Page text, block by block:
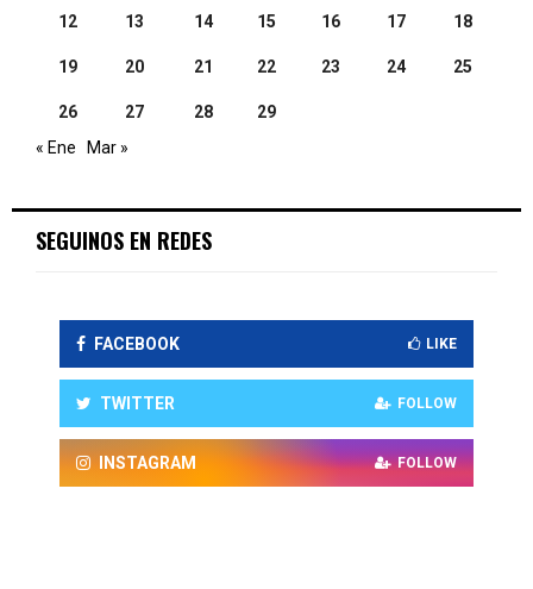
12 13 14 15 16 17 18
19 20 21 22 23 24 25
26 27 28
29
« Ene
Mar »
SEGUINOS EN REDES
FACEBOOK LIKE
TWITTER FOLLOW
INSTAGRAM FOLLOW